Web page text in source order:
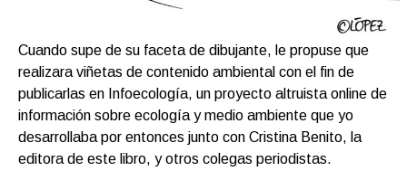
Cuando supe de su faceta de dibujante, le propuse que
realizara viñetas de contenido ambiental con el fin de
publicarlas en Infoecología, un proyecto altruista online de
información sobre ecología y medio ambiente que yo
desarrollaba por entonces junto con Cristina Benito, la
editora de este libro, y otros colegas periodistas.